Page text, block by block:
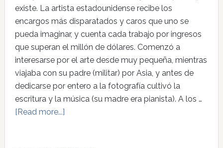
existe. La artista estadounidense recibe los
encargos más disparatados y caros que uno se
pueda imaginar, y cuenta cada trabajo por ingresos
que superan el millón de dólares. Comenzó a
interesarse por el arte desde muy pequeña, mientras
viajaba con su padre (militar) por Asia, y antes de
dedicarse por entero a la fotografía cultivó la
escritura y la música (su madre era pianista). A los …
[Read more...]